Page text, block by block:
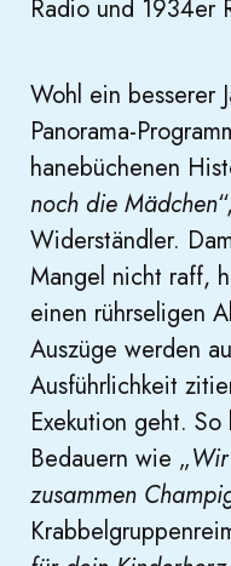
Radio und 1934er
Wohl ein besserer
Panorama-
hanebüchenen
noch die Mädchen
Widerständler.
Mangel nicht raff,
einen rührseligen
Auszüge werden
Ausführlichkeit
Exekution geht.
Bedauern wie „
zusammen